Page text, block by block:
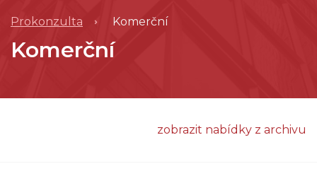
Prokonzulta Komerční
Komerční
zobrazit nabídky z archivu